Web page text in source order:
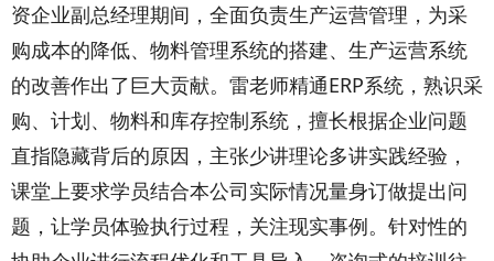
资企业副总经理期间，全面负责生产运营管理，为采
购成本的降低、物料管理系统的搭建、生产运营系统
的改善作出了巨大贡献。雷老师精通ERP系统，熟识采
购、计划、物料和库存控制系统，擅长根据企业问题
直指隐藏背后的原因，主张少讲理论多讲实践经验，
课堂上要求学员结合本公司实际情况量身订做提出问
题，让学员体验执行过程，关注现实事例。针对性的